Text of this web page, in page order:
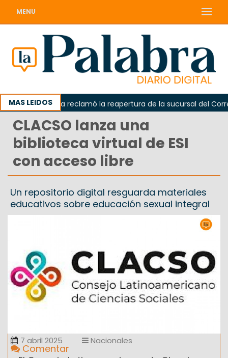
MENU
MAS LEIDOS
Odarda reclamó la reapertura de la sucursal del Correo
CLACSO lanza una
biblioteca virtual de ESI
con acceso libre
Un repositorio digital resguarda materiales
educativos sobre educación sexual integral
7 abril 2025 Nacionales
Comentar